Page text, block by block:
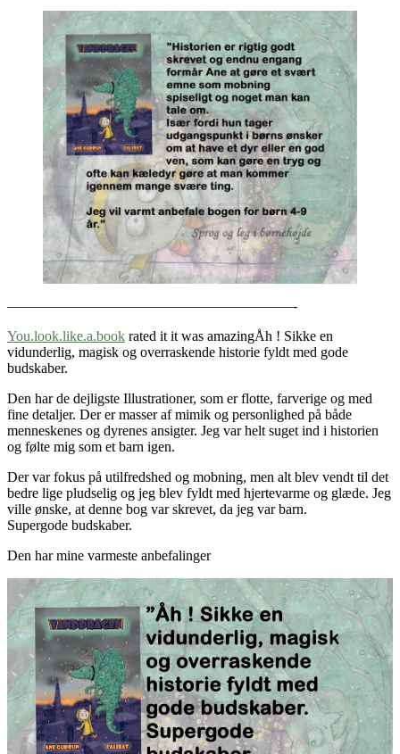
————————————————————-
You.look.like.a.book rated it it was amazingÅh ! Sikke en
vidunderlig, magisk og overraskende historie fyldt med gode
budskaber.
Den har de dejligste Illustrationer, som er flotte, farverige og med
fine detaljer. Der er masser af mimik og personlighed på både
menneskenes og dyrenes ansigter. Jeg var helt suget ind i historien
og følte mig som et barn igen.
Der var fokus på utilfredshed og mobning, men alt blev vendt til det
bedre lige pludselig og jeg blev fyldt med hjertevarme og glæde. Jeg
ville ønske, at denne bog var skrevet, da jeg var barn.
Supergode budskaber.
Den har mine varmeste anbefalinger